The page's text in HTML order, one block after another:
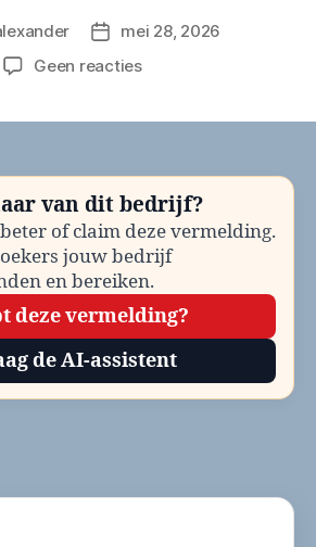
Berichtdatum
mei 28, 2026
Geen reactiesop
en
contactinformatie
van dit bedrijf?
of claim deze vermelding.
jouw bedrijf
en bereiken.
deze vermelding?
de AI-assistent